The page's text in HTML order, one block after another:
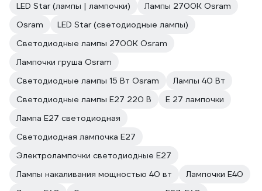
LED Star (лампы | лампочки)
Лампы 2700К Osram
Osram
LED Star (светодиодные лампы)
Светодиодные лампы 2700K Osram
Лампочки груша Osram
Светодиодные лампы 15 Вт Osram
Лампы 40 Вт
Светодиодные лампы E27 220 В
E 27 лампочки
Лампа E27 светодиодная
Светодиодная лампочка E27
Электролампочки светодиодные E27
Лампы накаливания мощностью 40 вт
Лампочки E40